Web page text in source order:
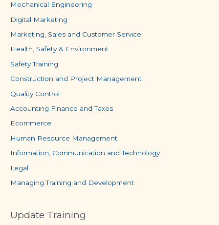
Mechanical Engineering
Digital Marketing
Marketing, Sales and Customer Service
Health, Safety & Environment
Safety Training
Construction and Project Management
Quality Control
Accounting Finance and Taxes
Ecommerce
Human Resource Management
Information, Communication and Technology
Legal
Managing Training and Development
Update Training